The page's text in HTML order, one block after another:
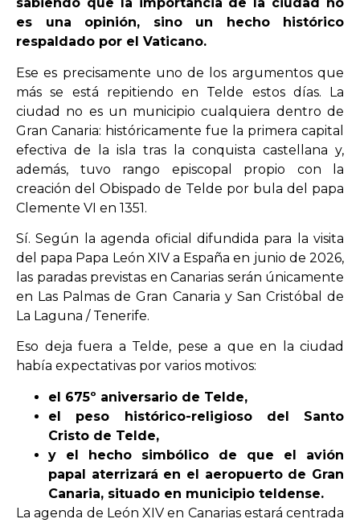
es una opinión, sino un hecho histórico
respaldado por el Vaticano.
Ese es precisamente uno de los argumentos que
más se está repitiendo en Telde estos días. La
ciudad no es un municipio cualquiera dentro de
Gran Canaria: históricamente fue la primera capital
efectiva de la isla tras la conquista castellana y,
además, tuvo rango episcopal propio con la
creación del Obispado de Telde por bula del papa
Clemente VI en 1351.
Sí. Según la agenda oficial difundida para la visita
del papa Papa León XIV a España en junio de 2026,
las paradas previstas en Canarias serán únicamente
en Las Palmas de Gran Canaria y San Cristóbal de
La Laguna / Tenerife.
Eso deja fuera a Telde, pese a que en la ciudad
había expectativas por varios motivos:
el 675º aniversario de Telde,
el peso histórico-religioso del Santo
Cristo de Telde,
y el hecho simbólico de que el avión
papal aterrizará en el aeropuerto de Gran
Canaria, situado en municipio teldense.
La agenda de León XIV en Canarias estará centrada